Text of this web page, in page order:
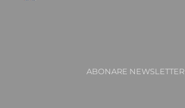
ABONARE NEWSLETTER